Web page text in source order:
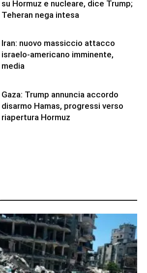
su Hormuz e nucleare, dice Trump;
Teheran nega intesa
Iran: nuovo massiccio attacco
israelo-americano imminente,
media
Gaza: Trump annuncia accordo
disarmo Hamas, progressi verso
riapertura Hormuz